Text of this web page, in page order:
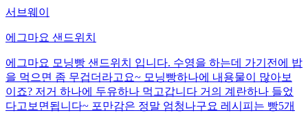
서브웨이
에그마요 샌드위치
에그마요 모닝빵 샌드위치 입니다. 수영을 하는데 가기전에 밥
을 먹으면 좀 무겁더라고요~ 모닝빵하나에 내용물이 많아보
이죠? 저거 하나에 두유하나 먹고갑니다 거의 계란하나 들었
다고보면됩니다~ 포만감은 정말 엄청나구요 레시피는 빵5개